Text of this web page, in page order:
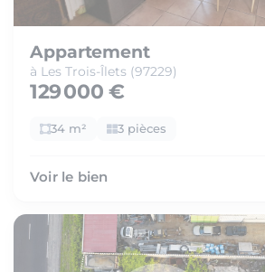
Appartement
à Les Trois-Îlets (97229)
129 000 €
34 m² 3 pièces
Voir le bien